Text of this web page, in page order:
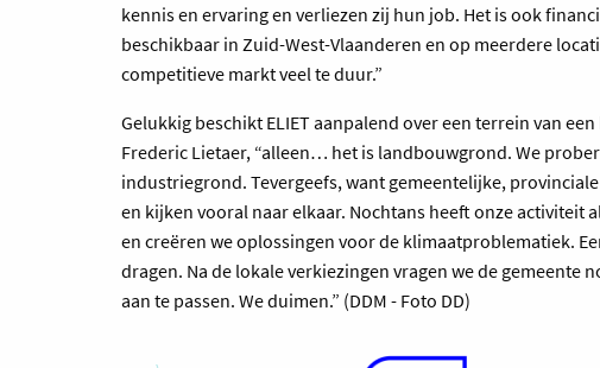
kennis en ervaring en verliezen zij hun job. Het is ook
beschikbaar in Zuid-West-Vlaanderen en op meerdere
competitieve markt veel te duur.”
Gelukkig beschikt ELIET aanpalend over een terrein van
Frederic Lietaer, “alleen… het is landbouwgrond. We
industriegrond. Tevergeefs, want gemeentelijke,
en kijken vooral naar elkaar. Nochtans heeft onze
en creëren we oplossingen voor de klimaatproblematiek.
dragen. Na de lokale verkiezingen vragen we de gemeente
aan te passen. We duimen.” (DDM - Foto DD)